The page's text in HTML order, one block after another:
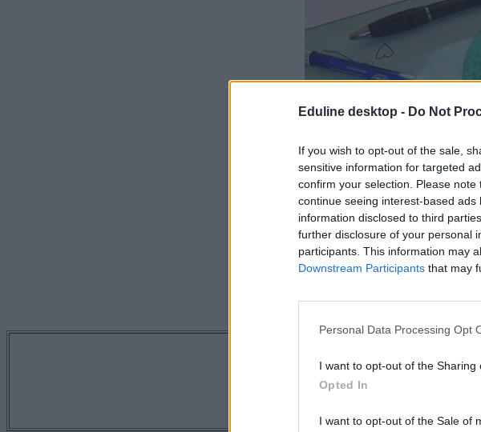
Eduline desktop - Do Not
If you wish to opt-out of the sale,
sensitive information for targeted
confirm your selection. Please
continue seeing interest-based
information disclosed to third
further disclosure of your personal
participants. This information may
Downstream Participants that may
Personal Data Processing Opt
I want to opt-out of the Sharing
Opted In
I want to opt-out of the Sale of
Tetszett a cikk? Kövess minket a